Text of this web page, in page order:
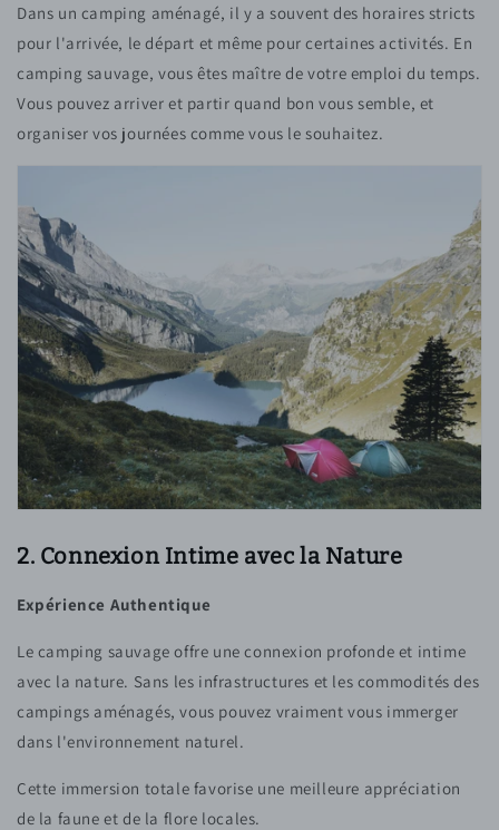
Dans un camping aménagé, il y a souvent des horaires stricts
pour l'arrivée, le départ et même pour certaines activités. En
camping sauvage, vous êtes maître de votre emploi du temps.
Vous pouvez arriver et partir quand bon vous semble, et
organiser vos journées comme vous le souhaitez.
2. Connexion Intime avec la Nature
Expérience Authentique
Le camping sauvage offre une connexion profonde et intime
avec la nature. Sans les infrastructures et les commodités des
campings aménagés, vous pouvez vraiment vous immerger
dans l'environnement naturel.
Cette immersion totale favorise une meilleure appréciation
de la faune et de la flore locales.